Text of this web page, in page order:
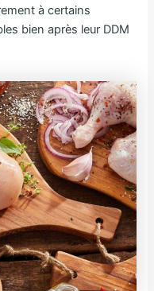
à certains
bien après leur DDM